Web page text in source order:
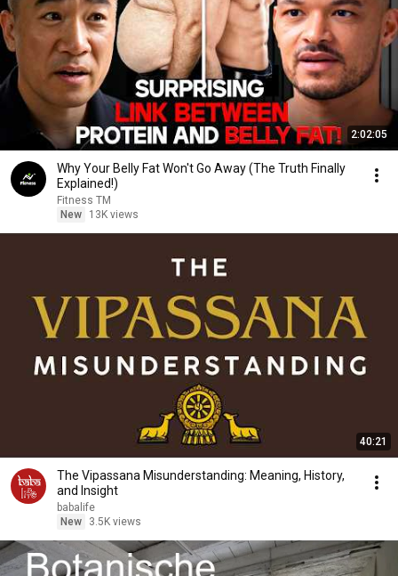
2:02:05
Why Your Belly Fat Won't Go Away (The Truth Finally
Explained!)
Fitness TM
New
13K views
40:21
The Vipassana Misunderstanding: Meaning, History,
and Insight
babalife
New
3.5K views